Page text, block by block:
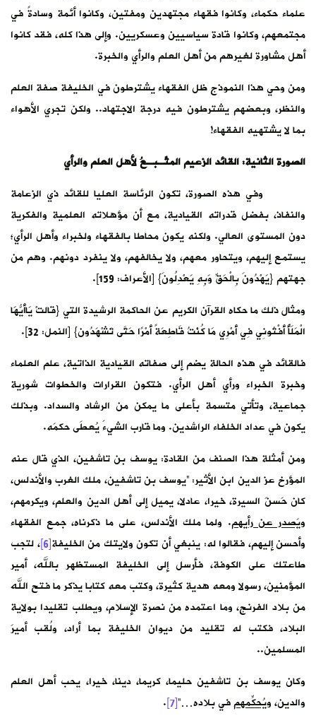
علماء حكماء، وكانوا فقهاء مجتهدين ومفتين، وكانوا أئمة وسادةً في
مجتمعهم، وكانوا قادة سياسيين وعسكريين. وإلى هذا كله، فقد كانوا
أهل مشاورة لغيرهم من أهل العلم والرأي والخبرة.
ومن وحي هذا النموذج ظل الفقهاء يشترطون في الخليفة صفة العلم
والنظر، وبعضهم يشترطون فيه درجة الاجتهاد.. ولكن تجري الأهواء
بما لا يشتهيه الفقهاء!
الصورة الثانية: القائد الزعيم المتّـبِـعُ لأهل العلم والرأي
وفي هذه الصورة، تكون الرئاسة العليا للقائد ذي الزعامة
والنفاذ، بفضل قدراته القيادية، مع أن مؤهلاته العلمية والفكرية
دون المستوى العالي. ولكنه يكون محاطا بالفقهاء ولخبراء وأهل الرأي؛
يستمع إليهم، ويتحاور معهم، ولا يخالفهم، ولا ينفرد دونهم. وهم من
جهتهم {يَهْدُونَ بِالْحَقِّ وَبِهِ يَعْدِلُونَ} [الأعراف: 159].
ومثال ذلك ما حكاه القرآن الكريم عن الحاكمة الرشيدة التي {قالتْ يَاأَيُّهَا
الْمَلَأُ أَفْتُونِي فِي أَمْرِي مَا كُنْتُ قَاطِعَةً أَمْرًا حَتَّى تَشْهَدُون} [النمل: 32].
فالقائد في هذه الحالة يضم إلى صفاته القيادية الذاتية، علم العلماء
وخبرة الخبراء ورأي أهل الرأي. فتكون القرارات والخطوات شورية
جماعية، وتأتي متسمة بأعلى ما يمكن من الرشاد والسداد. وبذلك
يكون في عداد الخلفاء الراشدين. وما قارب الشيءَ يُعطَى حكمَه.
ومن أمثلة هذا الصنف من القادة: يوسف بن تاشفين، الذي قال عنه
المؤرخ عز الدين ابن الأثير: “يوسف بن تاشفين، ملك الغرب والأندلس،
كان حَسنَ السيرة، خيرا، عادلا، يميل إلى أهل الدين والعلم، ويكرمهم،
ويَصدر عن رأيهم. ولما ملك الأندلس، على ما ذكرناه، جمع الفقهاء
وأحسن إليهم، فقالوا له: ينبغي أن تكون ولايتك من الخليفة[6] ، لتجب
طاعتك على الكوفة، فأرسل إلى الخليفة المستظهر بالله، أمير
المؤمنين، رسولا ومعه هدية كثيرة، وكتب معه كتابا يذكر ما فتح الله
من بلاد الفرنج، وما اعتمده من نصرة الإسلام، ويطلب تقليدا بولاية
البلاد، فكتب له تقليد من ديوان الخليفة بما أراد، ولُقب أميرَ
المسلمين..
وكان يوسف بن تاشفين حليما، كريما، دينا، خيرا، يحب أهل العلم
والدين،ويُحكِّمهمفي بلاده…”[7]
.